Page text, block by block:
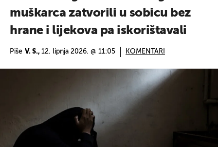
muškarca zatvorili u sobicu bez
hrane i lijekova pa iskorištavali
Piše V. S., 12. lipnja 2026. @ 11:05 KOMENTARI